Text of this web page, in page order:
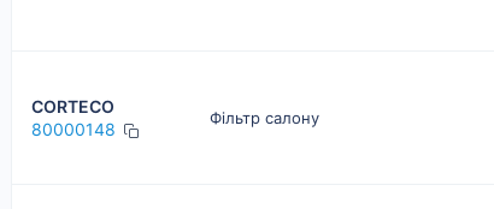
CORTECO
80000148
Фільтр салону